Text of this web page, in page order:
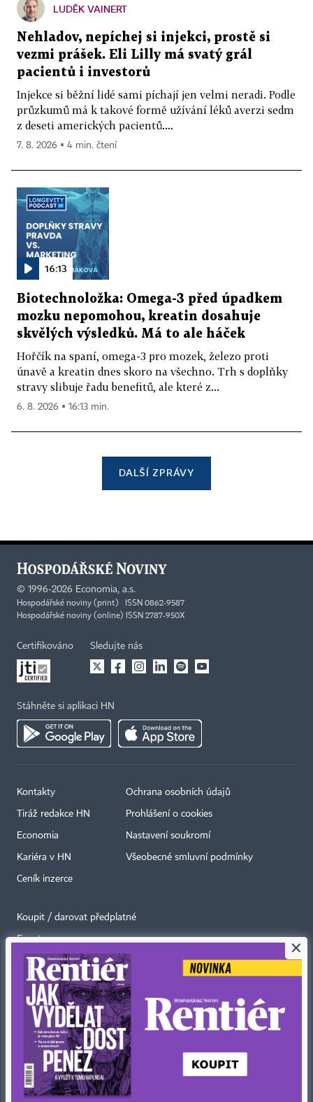
LUDĚK VAINERT
Nehladov, nepíchej si injekci, prostě si
vezmi prášek. Eli Lilly má svatý grál
pacientů i investorů
Injekce si běžní lidé sami píchají jen velmi neradi. Podle
průzkumů má k takové formě užívání léků averzi sedm
z deseti amerických pacientů....
7. 8. 2026 ▪ 4 min. čtení
16:13
Biotechnoložka: Omega-3 před úpadkem
mozku nepomohou, kreatin dosahuje
skvělých výsledků. Má to ale háček
Hořčík na spaní, omega-3 pro mozek, železo proti
únavě a kreatin dnes skoro na všechno. Trh s doplňky
stravy slibuje řadu benefitů, ale které z...
6. 8. 2026 ▪ 16:13 min.
DALŠÍ ZPRÁVY
© 1996-2026 Economia, a.s.
Hospodářské noviny (print) ISSN 0862-9587
Hospodářské noviny (online) ISSN 2787-950X
Certifikováno Sledujte nás
Stáhněte si aplikaci HN
Kontakty
Tiráž redakce HN
Economia
Kariéra v HN
Ceník inzerce
Ochrana osobních údajů
Prohlášení o cookies
Nastavení soukromí
Všeobecné smluvní podmínky
Koupit / darovat předplatné
Eventy
Newslettery
RSS kanály
Autorská práva vykonává vydavatel. Bez písemného svolení vydavatele je
zakázáno jakékoli užití částí nebo celku díla, zejména rozmnožování a šíření
jakýmkoli způsobem, mechanickým nebo elektronickým, v českém nebo
jiném jazyce. Bez souhlasu vydavatele je zakázáno též rozmnožování
obsahu pro účely automatizované analýzy textů nebo dat
podle ustanovení § 39c autorského zákona.
×